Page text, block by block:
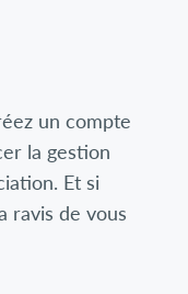
un compte
la gestion
Et si
ravis de vous